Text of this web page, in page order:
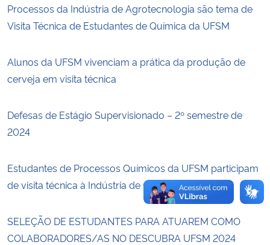
Controladoria-Geral da União
Secretaria-Geral
Secretaria de Governo
Advocacia-Geral da União
Banco Central do Brasil
Processos da Indústria de Agrotecnologia são tema de
Visita Técnica de Estudantes de Química da UFSM
Alunos da UFSM vivenciam a prática da produção de
cerveja em visita técnica
Defesas de Estágio Supervisionado – 2º semestre de
2024
Estudantes de Processos Químicos da UFSM participam
de visita técnica à Indústria de Couro
SELEÇÃO DE ESTUDANTES PARA ATUAREM COMO
COLABORADORES/AS NO DESCUBRA UFSM 2024